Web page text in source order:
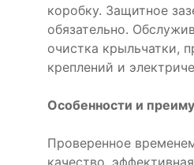
коробку. Защитное
обязательно.
очистка крыльчатки,
креплений и
Особенности и
Проверенное
качество,